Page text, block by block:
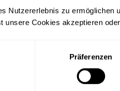
Nutzererlebnis zu ermöglichen
unsere Cookies akzeptieren
Präferenzen